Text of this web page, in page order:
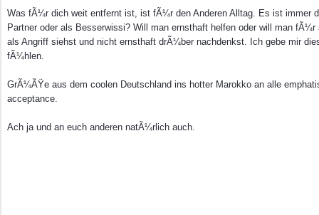
Was fÃ¼r dich weit entfernt ist, ist fÃ¼r den Anderen Alltag. Es ist immer
Partner oder als Besserwissi? Will man ernsthaft helfen oder will man
als Angriff siehst und nicht ernsthaft drÃ¼ber nachdenkst. Ich gebe mir
fÃ¼hlen.
GrÃ¼ÃŸe aus dem coolen Deutschland ins hotter Marokko an alle
acceptance.
Ach ja und an euch anderen natÃ¼rlich auch.